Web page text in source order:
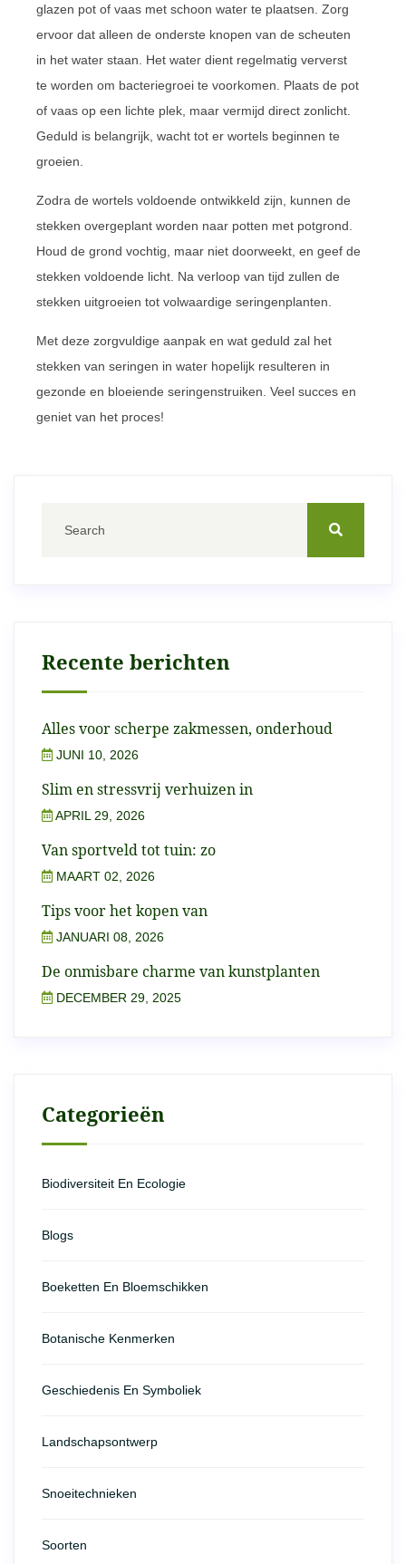
glazen pot of vaas met schoon water te plaatsen. Zorg
ervoor dat alleen de onderste knopen van de scheuten
in het water staan. Het water dient regelmatig ververst
te worden om bacteriegroei te voorkomen. Plaats de pot
of vaas op een lichte plek, maar vermijd direct zonlicht.
Geduld is belangrijk, wacht tot er wortels beginnen te
groeien.
Zodra de wortels voldoende ontwikkeld zijn, kunnen de
stekken overgeplant worden naar potten met potgrond.
Houd de grond vochtig, maar niet doorweekt, en geef de
stekken voldoende licht. Na verloop van tijd zullen de
stekken uitgroeien tot volwaardige seringenplanten.
Met deze zorgvuldige aanpak en wat geduld zal het
stekken van seringen in water hopelijk resulteren in
gezonde en bloeiende seringenstruiken. Veel succes en
geniet van het proces!
Recente berichten
Alles voor scherpe zakmessen, onderhoud
JUNI 10, 2026
Slim en stressvrij verhuizen in
APRIL 29, 2026
Van sportveld tot tuin: zo
MAART 02, 2026
Tips voor het kopen van
JANUARI 08, 2026
De onmisbare charme van kunstplanten
DECEMBER 29, 2025
Categorieën
Biodiversiteit En Ecologie
Blogs
Boeketten En Bloemschikken
Botanische Kenmerken
Geschiedenis En Symboliek
Landschapsontwerp
Snoeitechnieken
Soorten